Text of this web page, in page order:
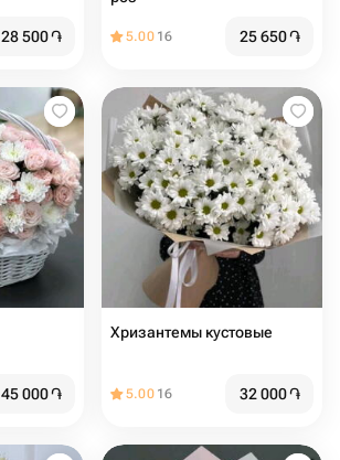
28 500֏ 5.00 16 25 650֏
45 000֏
Хризантемы кустовые
5.00 16 32 000֏